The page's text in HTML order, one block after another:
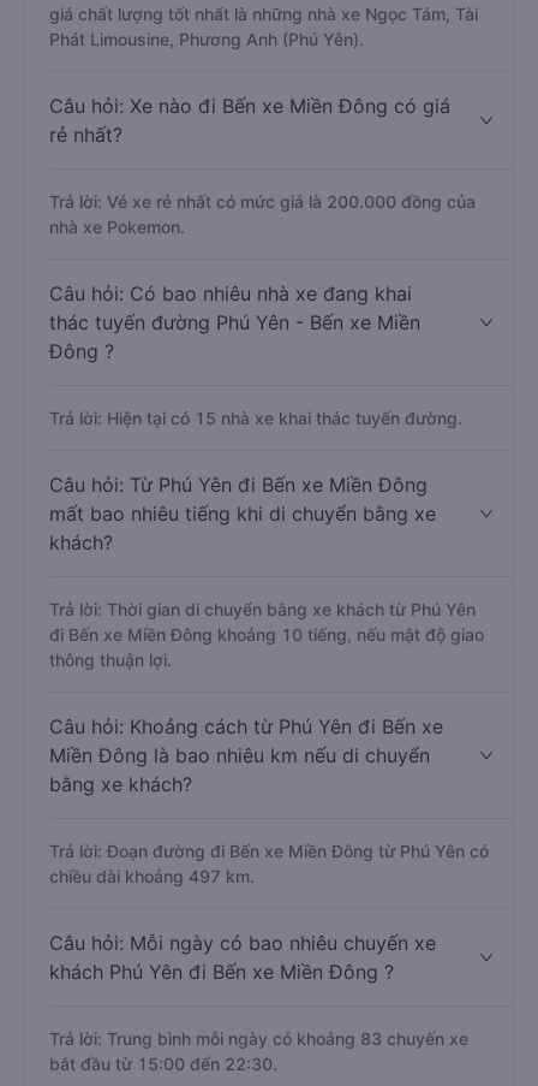
giá chất lượng tốt nhất là những nhà xe Ngọc Tám, Tài
Phát Limousine, Phương Anh (Phú Yên).
Câu hỏi: Xe nào đi Bến xe Miền Đông có giá
rẻ nhất?
Trả lời: Vé xe rẻ nhất có mức giá là 200.000 đồng của
nhà xe Pokemon.
Câu hỏi: Có bao nhiêu nhà xe đang khai
thác tuyến đường Phú Yên - Bến xe Miền
Đông ?
Trả lời: Hiện tại có 15 nhà xe khai thác tuyến đường.
Câu hỏi: Từ Phú Yên đi Bến xe Miền Đông
mất bao nhiêu tiếng khi di chuyển bằng xe
khách?
Trả lời: Thời gian di chuyển bằng xe khách từ Phú Yên
đi Bến xe Miền Đông khoảng 10 tiếng, nếu mật độ giao
thông thuận lợi.
Câu hỏi: Khoảng cách từ Phú Yên đi Bến xe
Miền Đông là bao nhiêu km nếu di chuyển
bằng xe khách?
Trả lời: Đoạn đường đi Bến xe Miền Đông từ Phú Yên có
chiều dài khoảng 497 km.
Câu hỏi: Mỗi ngày có bao nhiêu chuyến xe
khách Phú Yên đi Bến xe Miền Đông ?
Trả lời: Trung bình mỗi ngày có khoảng 83 chuyến xe
bắt đầu từ 15:00 đến 22:30.